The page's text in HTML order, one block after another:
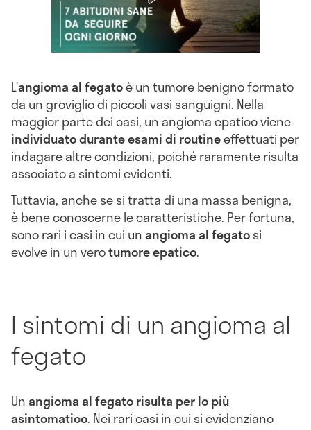
L’angioma al fegatoè un tumore benigno formato
da un groviglio di piccoli vasi sanguigni. Nella
maggior parte dei casi, un angioma epatico viene
individuato durante esami di routineeffettuati per
indagare altre condizioni, poiché raramente risulta
associato a sintomi evidenti.
Tuttavia, anche se si tratta di una massa benigna,
è bene conoscerne le caratteristiche. Per fortuna,
sono rari i casi in cui unangioma al fegatosi
evolve in un verotumore epatico.
I sintomi di un angioma al
fegato
Unangioma al fegato risulta per lo più
asintomatico. Nei rari casi in cui si evidenziano